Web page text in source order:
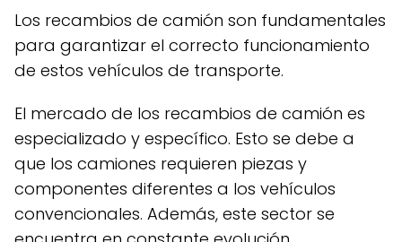
Los recambios de camión son fundamentales
para garantizar el correcto funcionamiento
de estos vehículos de transporte.
El mercado de los recambios de camión es
especializado y específico. Esto se debe a
que los camiones requieren piezas y
componentes diferentes a los vehículos
convencionales. Además, este sector se